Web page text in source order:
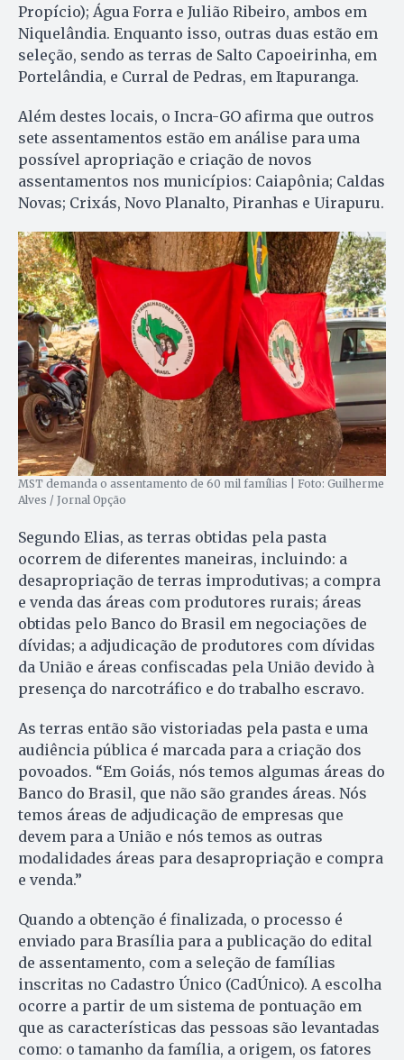
Propício); Água Forra e Julião Ribeiro, ambos em
Niquelândia. Enquanto isso, outras duas estão em
seleção, sendo as terras de Salto Capoeirinha, em
Portelândia, e Curral de Pedras, em Itapuranga.
Além destes locais, o Incra-GO afirma que outros
sete assentamentos estão em análise para uma
possível apropriação e criação de novos
assentamentos nos municípios: Caiapônia; Caldas
Novas; Crixás, Novo Planalto, Piranhas e Uirapuru.
MST demanda o assentamento de 60 mil famílias | Foto: Guilherme
Alves / Jornal Opção
Segundo Elias, as terras obtidas pela pasta
ocorrem de diferentes maneiras, incluindo: a
desapropriação de terras improdutivas; a compra
e venda das áreas com produtores rurais; áreas
obtidas pelo Banco do Brasil em negociações de
dívidas; a adjudicação de produtores com dívidas
da União e áreas confiscadas pela União devido à
presença do narcotráfico e do trabalho escravo.
As terras então são vistoriadas pela pasta e uma
audiência pública é marcada para a criação dos
povoados. “Em Goiás, nós temos algumas áreas do
Banco do Brasil, que não são grandes áreas. Nós
temos áreas de adjudicação de empresas que
devem para a União e nós temos as outras
modalidades áreas para desapropriação e compra
e venda.”
Quando a obtenção é finalizada, o processo é
enviado para Brasília para a publicação do edital
de assentamento, com a seleção de famílias
inscritas no Cadastro Único (CadÚnico). A escolha
ocorre a partir de um sistema de pontuação em
que as características das pessoas são levantadas
como: o tamanho da família, a origem, os fatores